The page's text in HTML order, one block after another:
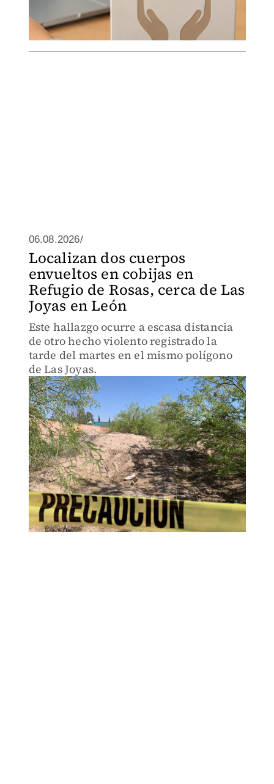
06.08.2026/
Localizan dos cuerpos
envueltos en cobijas en
Refugio de Rosas, cerca de Las
Joyas en León
Este hallazgo ocurre a escasa distancia
de otro hecho violento registrado la
tarde del martes en el mismo polígono
de Las Joyas.